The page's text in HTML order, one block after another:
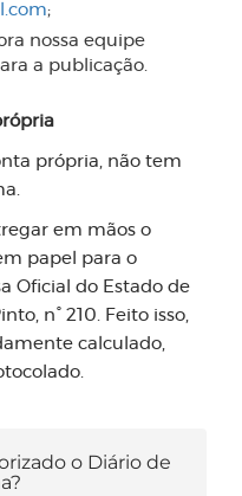
;
nossa equipe
a publicação.
própria, não tem
em mãos o
papel para o
Oficial do Estado de
n° 210. Feito isso,
calculado,
o Diário de